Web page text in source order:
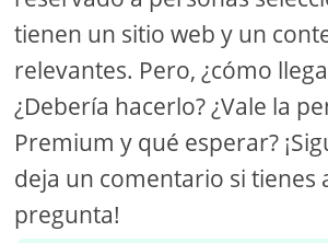
tienen un sitio web y un
relevantes. Pero, ¿cómo
¿Debería hacerlo? ¿Vale la
Premium y qué esperar?
deja un comentario si tienes
pregunta!